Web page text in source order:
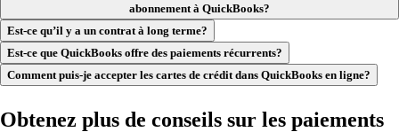
abonnement à QuickBooks?
Est-ce qu’il y a un contrat à long terme?
Est-ce que QuickBooks offre des paiements récurrents?
Comment puis-je accepter les cartes de crédit dans QuickBooks en ligne?
Obtenez plus de conseils sur les paiements